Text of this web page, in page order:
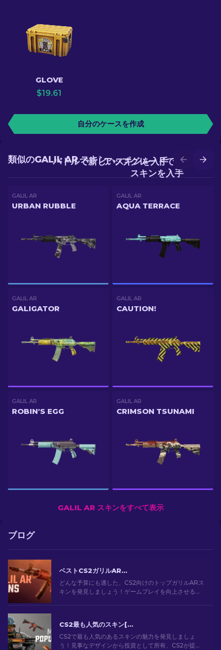
GLOVE
$19.61
自分のケースを作成
アップグレードでより良い
スキンを入手
バトルで新しいスキンを入手
類似のGALIL AR スキン
GALIL AR
URBAN RUBBLE
GALIL AR
AQUA TERRACE
GALIL AR
GALIGATOR
GALIL AR
CAUTION!
GALIL AR
ROBIN'S EGG
GALIL AR
CRIMSON TSUNAMI
GALIL AR スキンをすべて表示
ブログ
ベストCS2ガリルARスキン（予算毎）：完全ガイド[2026]
どんな予算にも適した、CS2向けのトップガリルARス
キンを発見しましょう！ゲームプレイを向上させる良
CS2最も人気のスキン[2026]
CS2で最も人気のあるスキンの魅力を発見しましょ
う！見事なデザインから投資として所有、CS2が提供